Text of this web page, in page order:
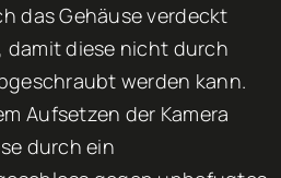
das Gehäuse verdeckt
damit diese nicht durch
werden kann.
Aufsetzen der Kamera
durch ein